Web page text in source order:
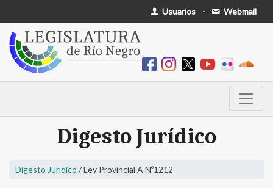
Usuarios - Webmail
Digesto Jurídico
Digesto Jurídico / Ley Provincial A Nº1212